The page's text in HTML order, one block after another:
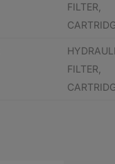
FILTER,
FILTER,